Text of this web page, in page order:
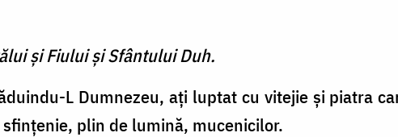
şi Fiului şi Sfântului Duh.
L Dum­nezeu, aţi luptat cu vitejie şi pia­tra
plin de lumină, mu­cenicilor.